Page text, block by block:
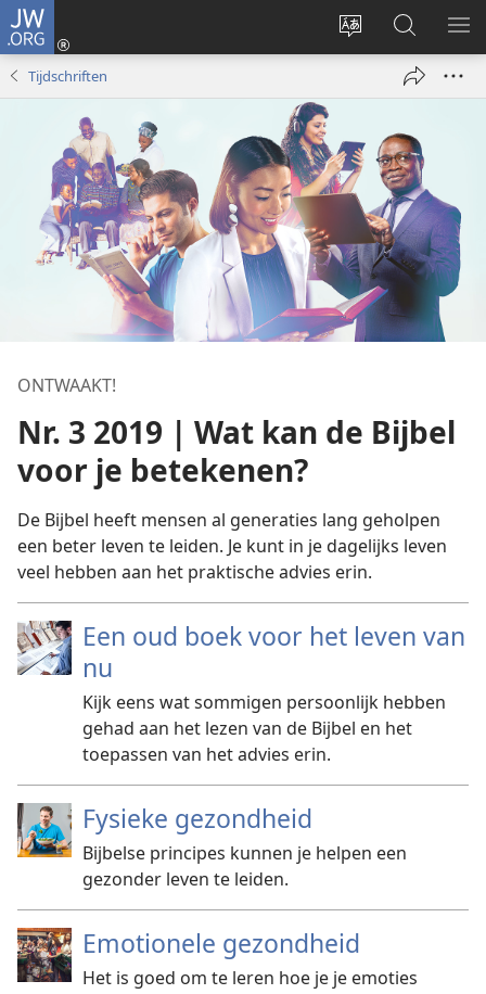
JW.ORG
Taal
wijzigen
Inloggen
(opent
Zoeken
op
JW.ORG
Tijdschriften
ONTWAAKT!
Nr. 3 2019 | Wat kan de Bijbel
voor je betekenen?
De Bijbel heeft mensen al generaties lang geholpen
een beter leven te leiden. Je kunt in je dagelijks leven
veel hebben aan het praktische advies erin.
Een oud boek voor het leven van
nu
Kijk eens wat sommigen persoonlijk hebben
gehad aan het lezen van de Bijbel en het
toepassen van het advies erin.
Fysieke gezondheid
Bijbelse principes kunnen je helpen een
gezonder leven te leiden.
Emotionele gezondheid
Het is goed om te leren hoe je je emoties